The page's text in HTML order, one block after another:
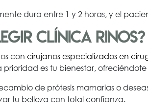
dura entre 1 y 2 horas, y el
Clínica Rinos?
con cirujanos especializados en
prioridad es tu bienestar,
de prótesis mamarias o
tu belleza con total confianza.